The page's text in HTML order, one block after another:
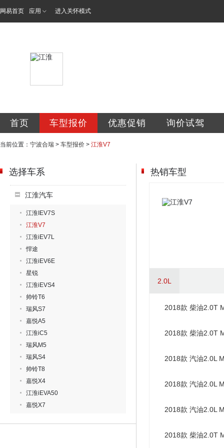
网易首页 应用 进入关怀模式
首页 车型报价 优惠促销 询价试驾
当前位置： 宁波合瑞 > 车型报价 > 江淮V7
选择车系
江淮汽车
江淮IEV7S
江淮V7
江淮iEV7L
悍途
江淮iEV6E
星锐
江淮iEVS4
帅铃T6
瑞风S7
嘉悦A5
江淮iC5
瑞风M5
瑞风S4
帅铃T8
嘉悦X4
江淮iEVA50
嘉悦X7
热销车型
2.0L
2018款 柴油2.0T
2018款 柴油2.0T
2018款 汽油2.0L
2018款 汽油2.0L
2018款 汽油2.0L
2018款 柴油2.0T